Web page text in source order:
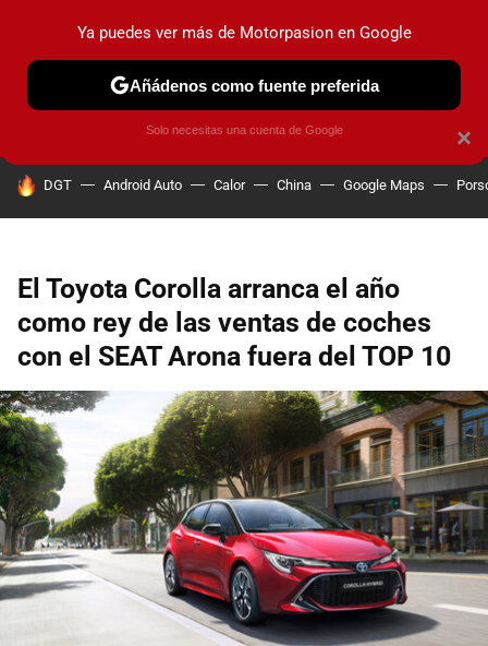
PRUEBAS COCHES ELÉCTRICOS OBSERVATORIO
HOY SE HABLA DE
DGT Android Auto Calor China Google Maps
El Toyota Corolla arranca el año
como rey de las ventas de coches
con el SEAT Arona fuera del TOP 10
×
Ya puedes ver más de Motorpasion en Google
Añádenos como fuente preferida
Solo necesitas una cuenta de Google